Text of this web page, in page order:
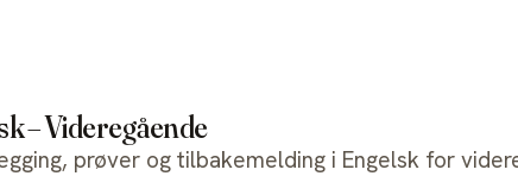
– Videregående
prøver og tilbakemelding i Engelsk for